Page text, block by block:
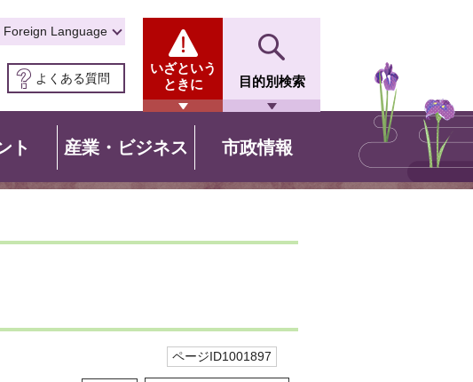
Foreign Language
よくある質問
いざという
ときに
目的別検索
ト 産業・ビジネス 市政情報
ページID1001897